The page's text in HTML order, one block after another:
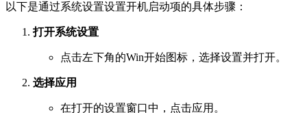
以下是通过系统设置设置开机启动项的具体步骤：
打开系统设置
点击左下角的Win开始图标，选择设置并打开。
选择应用
在打开的设置窗口中，点击应用。